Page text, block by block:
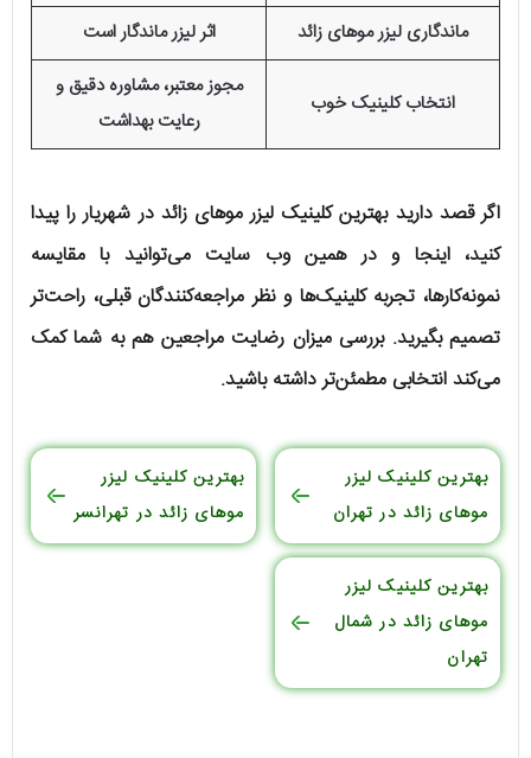
ماندگاری لیزر موهای زائد اثر لیزر ماندگار است
انتخاب کلینیک خوب
مجوز معتبر، مشاوره دقیق و
رعایت بهداشت
اگر قصد دارید بهترین کلینیک لیزر موهای زائد در شهریار را پیدا
کنید، اینجا و در همین وب سایت می‌توانید با مقایسه
نمونه‌کارها، تجربه کلینیک‌ها و نظر مراجعه‌کنندگان قبلی، راحت‌تر
تصمیم بگیرید. بررسی میزان رضایت مراجعین هم به شما کمک
می‌کند انتخابی مطمئن‌تر داشته باشید.
بهترین کلینیک لیزر
موهای زائد در تهران
بهترین کلینیک لیزر
موهای زائد در تهرانسر
بهترین کلینیک لیزر
موهای زائد در شمال
تهران